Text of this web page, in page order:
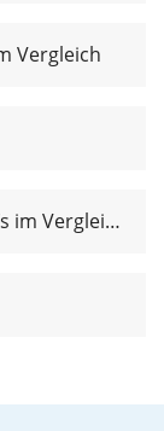
Vergleich
Erneuerbare Energien-ETFs im Vergleich